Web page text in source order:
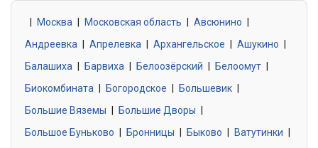
0 объявлений
Знакомства без обязательств
0 объявлений
Москва Московская область Авсюнино
Андреевка
Апрелевка Архангельское Ашукино
Балашиха
Барвиха Белоозёрский Белоомут
Биокомбината
Богородское Большевик
Большие Вяземы
Большие Дворы
Большое Буньково
Бронницы Быково Ватутинки